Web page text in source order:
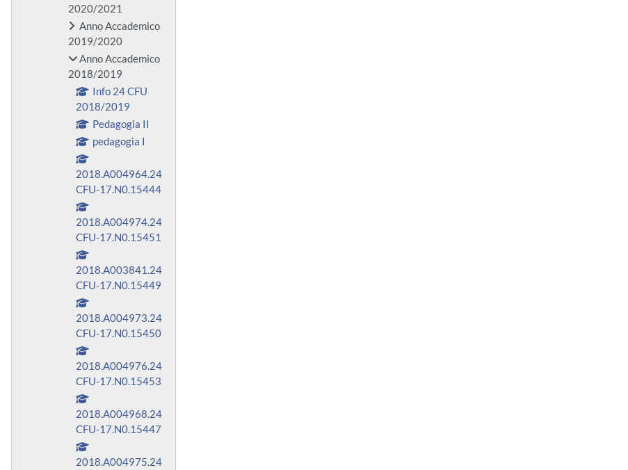
2020/2021
Anno Accademico
2019/2020
Anno Accademico
2018/2019
Info 24 CFU
2018/2019
Pedagogia II
pedagogia I
2018.A004964.24
CFU-17.N0.15444
2018.A004974.24
CFU-17.N0.15451
2018.A003841.24
CFU-17.N0.15449
2018.A004973.24
CFU-17.N0.15450
2018.A004976.24
CFU-17.N0.15453
2018.A004968.24
CFU-17.N0.15447
2018.A004975.24